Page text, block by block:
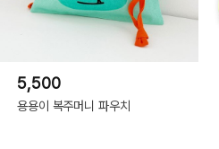
5,500
용용이 복주머니 파우치